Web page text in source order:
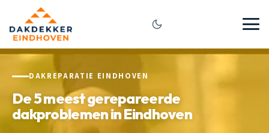
DAKREPARATIE EINDHOVEN
De 5 meest gerepareerde
dakproblemen in Eindhoven